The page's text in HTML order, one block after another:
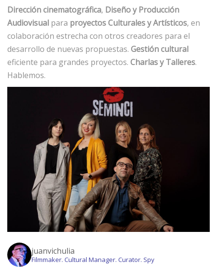
Dirección cinematográfica, Diseño y Producción
Audiovisual para proyectos Culturales y Artísticos, en
colaboración estrecha con otros creadores para el
desarrollo de nuevas propuestas. Gestión cultural
eficiente para grandes proyectos. Charlas y Talleres.
Hablemos.
juanvichulia
Filmmaker. Cultural Manager. Curator. Spy